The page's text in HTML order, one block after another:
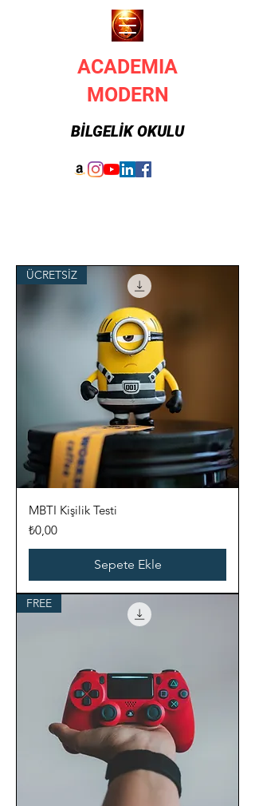
ACADEMIA
MODERN
BİLGELİK OKULU
ÜCRETSİZ
MBTI Kişilik Testi
Fiyat
₺0,00
Sepete Ekle
FREE